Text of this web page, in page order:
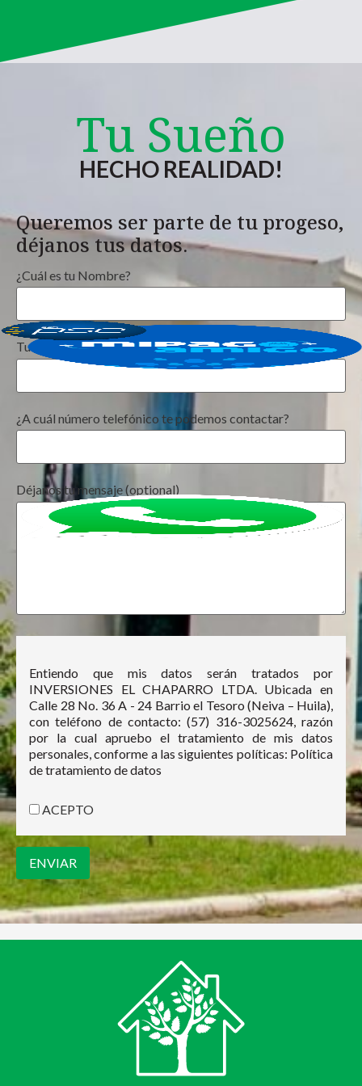
Tu Sueño
HECHO REALIDAD!
Queremos ser parte de tu progeso,
déjanos tus datos.
¿Cuál es tu Nombre?
Tu Email
¿A cuál número telefónico te podemos contactar?
Déjanos tu mensaje (optional)
Entiendo que mis datos serán tratados por
INVERSIONES EL CHAPARRO LTDA. Ubicada en
Calle 28 No. 36 A - 24 Barrio el Tesoro (Neiva – Huila),
con teléfono de contacto: (57) 316-3025624, razón
por la cual apruebo el tratamiento de mis datos
personales, conforme a las siguientes políticas: Política
de tratamiento de datos
ACEPTO